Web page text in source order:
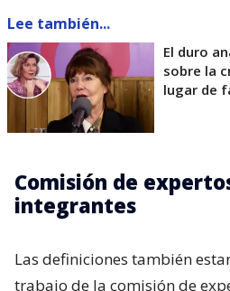
Lee también...
El duro
sobre la
lugar de
Comisión de
integrantes
Las definiciones también
trabajo de la comisión de